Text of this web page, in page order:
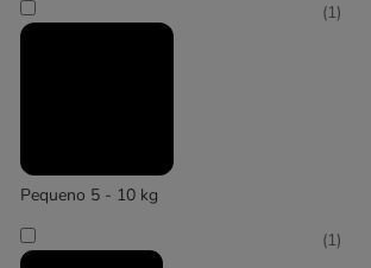
Camas de viagem
Nomad Tales
Pequeno 5 - 10 kg
(1)
(1)